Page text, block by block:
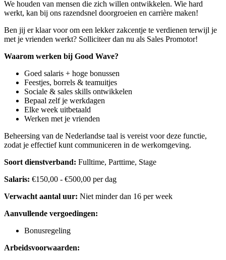
We houden van mensen die zich willen ontwikkelen. Wie hard
werkt, kan bij ons razendsnel doorgroeien en carrière maken!
Ben jij er klaar voor om een lekker zakcentje te verdienen terwijl je
met je vrienden werkt? Solliciteer dan nu als Sales Promotor!
Waarom werken bij Good Wave?
Goed salaris + hoge bonussen
Feestjes, borrels & teamuitjes
Sociale & sales skills ontwikkelen
Bepaal zelf je werkdagen
Elke week uitbetaald
Werken met je vrienden
Beheersing van de Nederlandse taal is vereist voor deze functie,
zodat je effectief kunt communiceren in de werkomgeving.
Soort dienstverband: Fulltime, Parttime, Stage
Salaris: €150,00 - €500,00 per dag
Verwacht aantal uur: Niet minder dan 16 per week
Aanvullende vergoedingen:
Bonusregeling
Arbeidsvoorwaarden: